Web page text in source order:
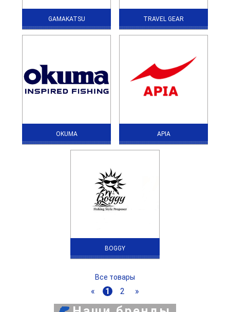
GAMAKATSU TRAVEL GEAR
OKUMA APIA
BOGGY
Все товары
« 1 2 »